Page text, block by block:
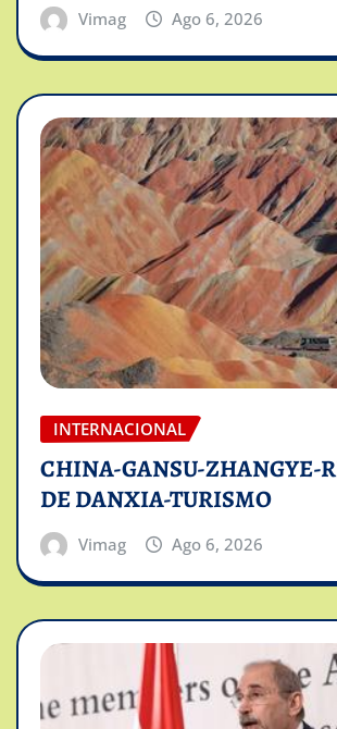
Vimag Ago 6, 2026
INTERNACIONAL
CHINA-GANSU-ZHANGYE-
DE DANXIA-TURISMO
Vimag Ago 6, 2026